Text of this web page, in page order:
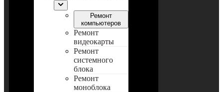
Ремонт
компьютеров
Ремонт
видеокарты
Ремонт
системного
блока
Ремонт
моноблока